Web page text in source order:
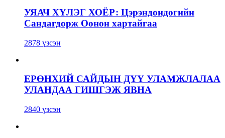
УЯАЧ ХҮЛЭГ ХОЁР: Цэрэндондогийн
Сандагдорж Оонон хартайгаа
2878 үзсэн
ЕРӨНХИЙ САЙДЫН ДҮҮ УЛАМЖЛАЛАА
УЛАНДАА ГИШГЭЖ ЯВНА
2840 үзсэн